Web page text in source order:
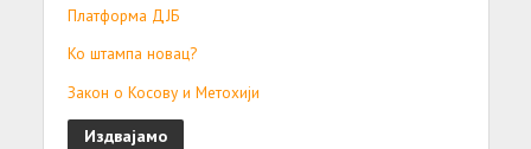
Платформа ДЈБ
Ко штампа новац?
Закон о Косову и Метохији
Издвајамо